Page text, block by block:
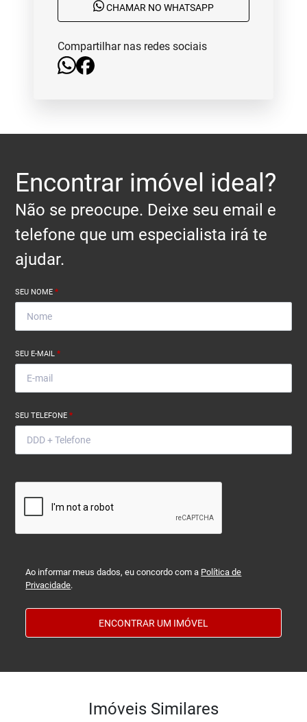
CHAMAR NO WHATSAPP
Compartilhar nas redes sociais
Encontrar imóvel ideal?
Não se preocupe. Deixe seu email e
telefone que um especialista irá te
ajudar.
SEU NOME*
SEU E-MAIL*
SEU TELEFONE*
Ao informar meus dados, eu concordo com a Política de
Privacidade.
ENCONTRAR UM IMÓVEL
Imóveis Similares